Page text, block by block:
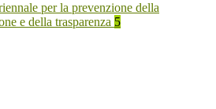
per la prevenzione della
e della trasparenza 5